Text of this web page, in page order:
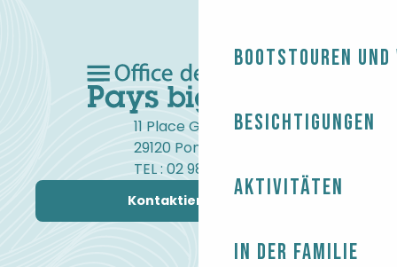
Bootstouren
Besichtigungen
Aktivitäten
In der Familie
11 Place Gambetta
29120 Pont-l'Abbé
TEL : 02 98 82 37 99
Kontaktieren Sie uns